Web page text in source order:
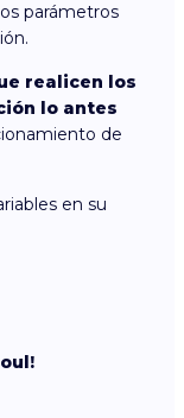
parámetros
realicen los
lo antes
de
en su